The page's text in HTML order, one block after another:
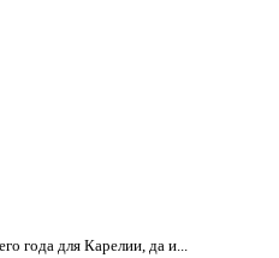
года для Карелии, да и...